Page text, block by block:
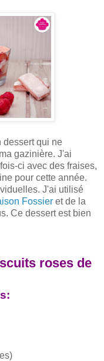
dessert qui ne
gazinière. J'ai
ci avec des fraises,
pour cette année.
J'ai utilisé
Fossier et de la
Ce dessert est bien
roses de